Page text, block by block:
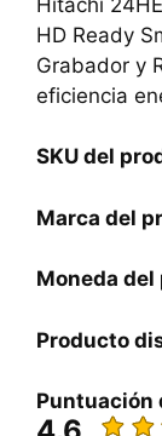
HD Ready
Grabador y
eficiencia
SKU del
Marca del
Moneda
Producto
Puntuación